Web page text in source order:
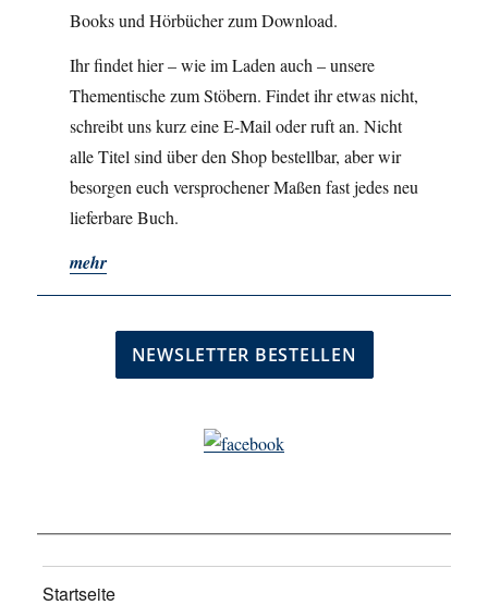
Books und Hörbücher zum Download.
Ihr findet hier – wie im Laden auch – unsere
Thementische zum Stöbern. Findet ihr etwas nicht,
schreibt uns kurz eine E-Mail oder ruft an. Nicht
alle Titel sind über den Shop bestellbar, aber wir
besorgen euch versprochener Maßen fast jedes neu
lieferbare Buch.
mehr
Startseite